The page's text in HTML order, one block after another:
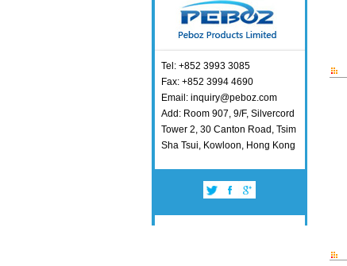
Tel: +852 3993 3085
Fax: +852 3994 4690
Email: inquiry@peboz.com
Add: Room 907, 9/F, Silvercord
Tower 2, 30 Canton Road, Tsim
Sha Tsui, Kowloon, Hong Kong